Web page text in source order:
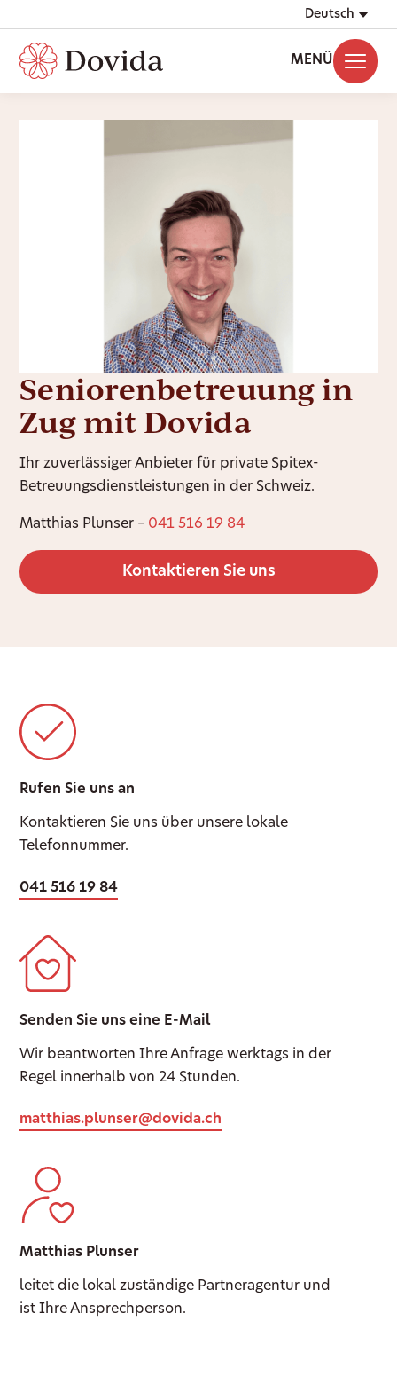
Deutsch
MENÜ
Seniorenbetreuung in
Zug mit Dovida
Ihr zuverlässiger Anbieter für private Spitex-
Betreuungsdienstleistungen in der Schweiz.
Matthias Plunser – 041 516 19 84
Kontaktieren Sie uns
Rufen Sie uns an
Kontaktieren Sie uns über unsere lokale
Telefonnummer.
041 516 19 84
Senden Sie uns eine E-Mail
Wir beantworten Ihre Anfrage werktags in der
Regel innerhalb von 24 Stunden.
matthias.plunser@dovida.ch
Matthias Plunser
leitet die lokal zuständige Partneragentur und
ist Ihre Ansprechperson.